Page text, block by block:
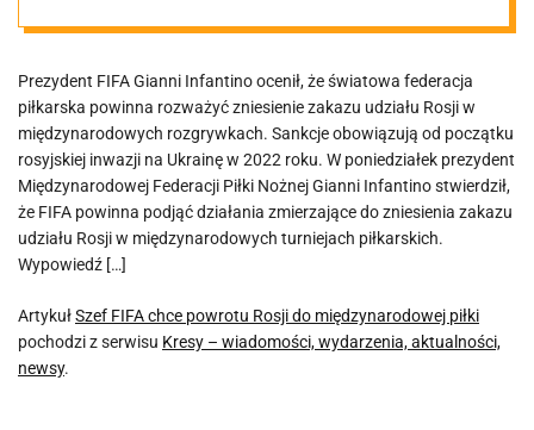
wej piłki
Prezydent FIFA Gianni Infantino ocenił, że światowa federacja
piłkarska powinna rozważyć zniesienie zakazu udziału Rosji w
międzynarodowych rozgrywkach. Sankcje obowiązują od początku
rosyjskiej inwazji na Ukrainę w 2022 roku. W poniedziałek prezydent
Międzynarodowej Federacji Piłki Nożnej Gianni Infantino stwierdził,
że FIFA powinna podjąć działania zmierzające do zniesienia zakazu
udziału Rosji w międzynarodowych turniejach piłkarskich.
Wypowiedź […]
ArtykułSzef FIFA chce powrotu Rosji do międzynarodowej piłki
pochodzi z serwisu Kresy – wiadomości, wydarzenia, aktualności,
newsy.